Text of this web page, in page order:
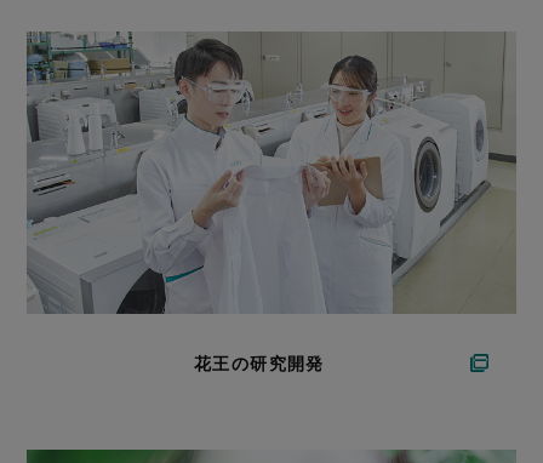
花王の研究開発